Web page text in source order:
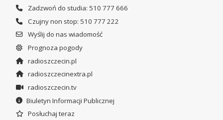
Zadzwoń do studia: 510 777 666
Czujny non stop: 510 777 222
Wyślij do nas wiadomość
Prognoza pogody
radioszczecin.pl
radioszczecinextra.pl
radioszczecin.tv
Biuletyn Informacji Publicznej
Posłuchaj teraz